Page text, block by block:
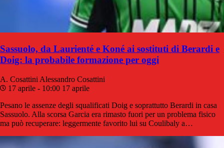
Sassuolo, da Laurienté e Koné ai sostituti di Berardi e
Doig: la probabile formazione per oggi
A. Cosattini Alessandro Cosattini
17 aprile - 10:00 17 aprile
Pesano le assenze degli squalificati Doig e soprattutto Berardi in casa
Sassuolo. Alla scorsa Garcia era rimasto fuori per un problema fisico
ma può recuperare: leggermente favorito lui su Coulibaly a…